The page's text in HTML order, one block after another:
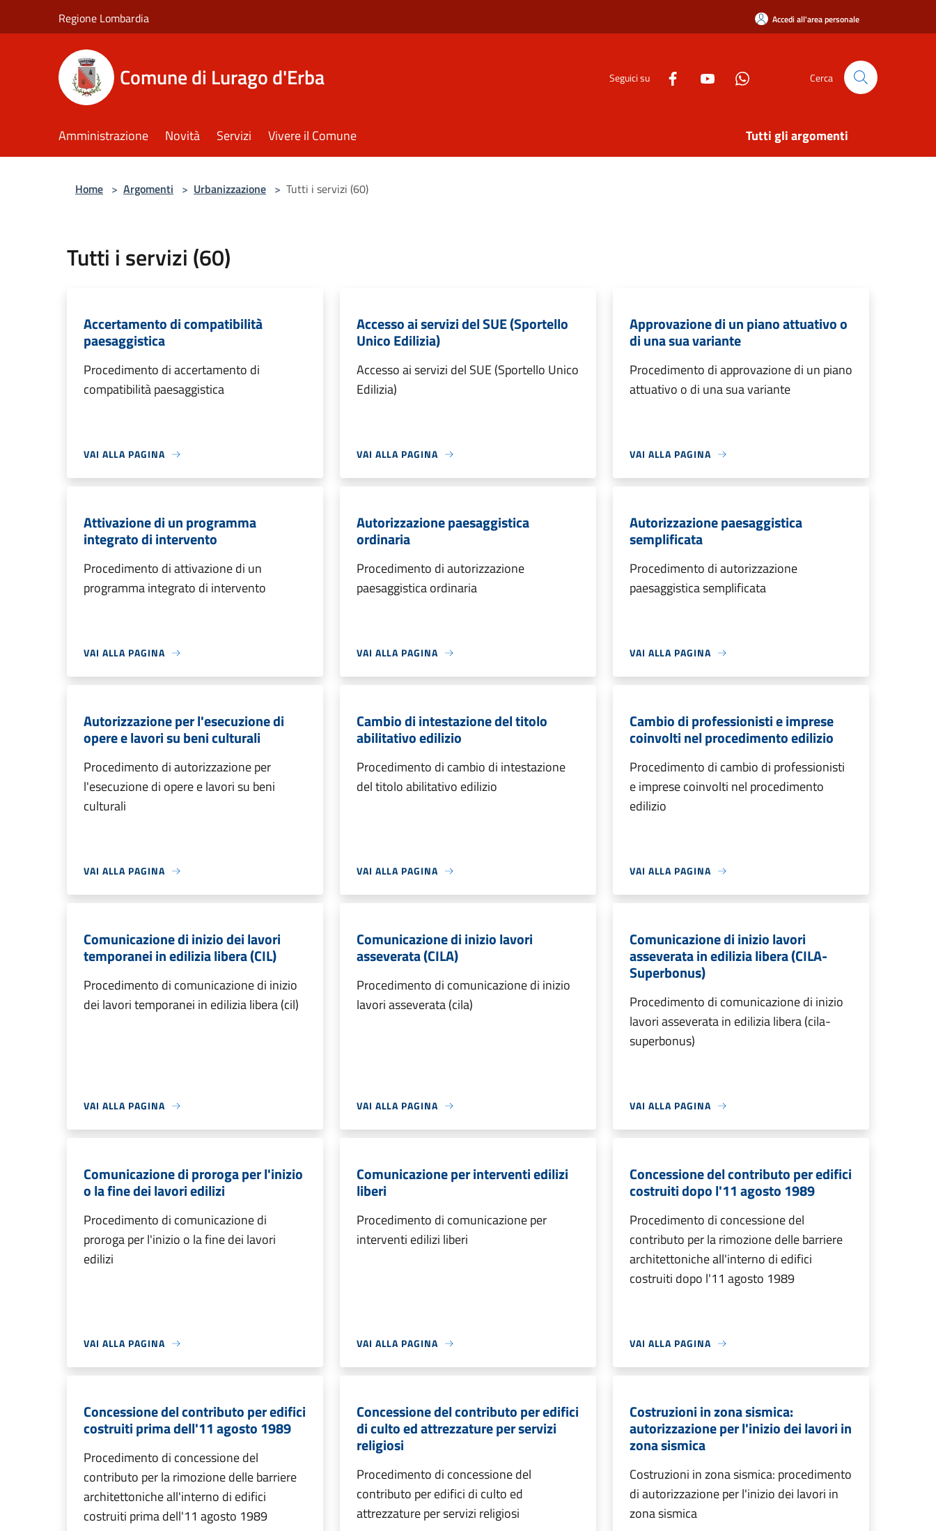
Regione Lombardia Accedi all'area personale
Comune di Lurago d'Erba Seguici su Cerca
Amministrazione Novità Servizi Vivere il Comune Tutti gli argomenti
Home > Argomenti > Urbanizzazione > Tutti i servizi (60)
Tutti i servizi (60)
Accertamento di compatibilità
paesaggistica
Procedimento di accertamento di
compatibilità paesaggistica
VAI ALLA PAGINA
Accesso ai servizi del SUE (Sportello
Unico Edilizia)
Accesso ai servizi del SUE (Sportello Unico
Edilizia)
VAI ALLA PAGINA
Approvazione di un piano attuativo o
di una sua variante
Procedimento di approvazione di un piano
attuativo o di una sua variante
VAI ALLA PAGINA
Attivazione di un programma
integrato di intervento
Procedimento di attivazione di un
programma integrato di intervento
VAI ALLA PAGINA
Autorizzazione paesaggistica
ordinaria
Procedimento di autorizzazione
paesaggistica ordinaria
VAI ALLA PAGINA
Autorizzazione paesaggistica
semplificata
Procedimento di autorizzazione
paesaggistica semplificata
VAI ALLA PAGINA
Autorizzazione per l'esecuzione di
opere e lavori su beni culturali
Procedimento di autorizzazione per
l'esecuzione di opere e lavori su beni
culturali
VAI ALLA PAGINA
Cambio di intestazione del titolo
abilitativo edilizio
Procedimento di cambio di intestazione
del titolo abilitativo edilizio
VAI ALLA PAGINA
Cambio di professionisti e imprese
coinvolti nel procedimento edilizio
Procedimento di cambio di professionisti
e imprese coinvolti nel procedimento
edilizio
VAI ALLA PAGINA
Comunicazione di inizio dei lavori
temporanei in edilizia libera (CIL)
Procedimento di comunicazione di inizio
dei lavori temporanei in edilizia libera (cil)
VAI ALLA PAGINA
Comunicazione di inizio lavori
asseverata (CILA)
Procedimento di comunicazione di inizio
lavori asseverata (cila)
VAI ALLA PAGINA
Comunicazione di inizio lavori
asseverata in edilizia libera (CILA-
Superbonus)
Procedimento di comunicazione di inizio
lavori asseverata in edilizia libera (cila-
superbonus)
VAI ALLA PAGINA
Comunicazione di proroga per l'inizio
o la fine dei lavori edilizi
Procedimento di comunicazione di
proroga per l'inizio o la fine dei lavori
edilizi
VAI ALLA PAGINA
Comunicazione per interventi edilizi
liberi
Procedimento di comunicazione per
interventi edilizi liberi
VAI ALLA PAGINA
Concessione del contributo per edifici
costruiti dopo l'11 agosto 1989
Procedimento di concessione del
contributo per la rimozione delle barriere
architettoniche all'interno di edifici
costruiti dopo l'11 agosto 1989
VAI ALLA PAGINA
Concessione del contributo per edifici
costruiti prima dell'11 agosto 1989
Procedimento di concessione del
contributo per la rimozione delle barriere
architettoniche all'interno di edifici
costruiti prima dell'11 agosto 1989
Concessione del contributo per edifici
di culto ed attrezzature per servizi
religiosi
Procedimento di concessione del
contributo per edifici di culto ed
attrezzature per servizi religiosi
Costruzioni in zona sismica:
autorizzazione per l'inizio dei lavori in
zona sismica
Costruzioni in zona sismica: procedimento
di autorizzazione per l'inizio dei lavori in
zona sismica